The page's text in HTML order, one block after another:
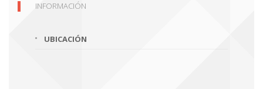
INFORMACIÓN
UBICACIÓN